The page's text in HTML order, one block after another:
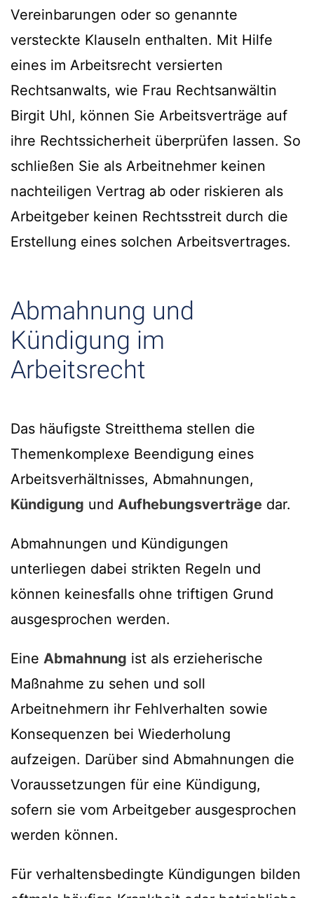
Vereinbarungen oder so genannte
versteckte Klauseln enthalten. Mit Hilfe
eines im Arbeitsrecht versierten
Rechtsanwalts, wie Frau Rechtsanwältin
Birgit Uhl, können Sie Arbeitsverträge auf
ihre Rechtssicherheit überprüfen lassen. So
schließen Sie als Arbeitnehmer keinen
nachteiligen Vertrag ab oder riskieren als
Arbeitgeber keinen Rechtsstreit durch die
Erstellung eines solchen Arbeitsvertrages.
Abmahnung und
Kündigung im
Arbeitsrecht
Das häufigste Streitthema stellen die
Themenkomplexe Beendigung eines
Arbeitsverhältnisses, Abmahnungen,
Kündigung und Aufhebungsverträge dar.
Abmahnungen und Kündigungen
unterliegen dabei strikten Regeln und
können keinesfalls ohne triftigen Grund
ausgesprochen werden.
Eine Abmahnung ist als erzieherische
Maßnahme zu sehen und soll
Arbeitnehmern ihr Fehlverhalten sowie
Konsequenzen bei Wiederholung
aufzeigen. Darüber sind Abmahnungen die
Voraussetzungen für eine Kündigung,
sofern sie vom Arbeitgeber ausgesprochen
werden können.
Für verhaltensbedingte Kündigungen bilden